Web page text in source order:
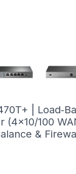
|
(4×10/100
&